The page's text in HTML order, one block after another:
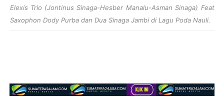
Elexis Trio (Jontinus Sinaga-Hesber Manalu-Asman Sinaga) Feat
Saxophon Dody Purba dan Dua Sinaga Jambi di Lagu Poda Nauli.